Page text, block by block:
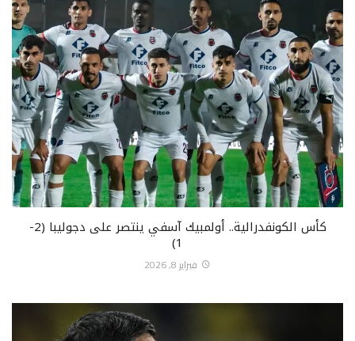
كأس الكونفدرالية.. أولمبيك آسفي ينتصر على دجوليبا (2-
1)
فبراير 8, 2026